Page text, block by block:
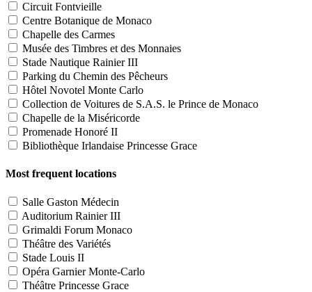
Circuit Fontvieille
Centre Botanique de Monaco
Chapelle des Carmes
Musée des Timbres et des Monnaies
Stade Nautique Rainier III
Parking du Chemin des Pêcheurs
Hôtel Novotel Monte Carlo
Collection de Voitures de S.A.S. le Prince de Monaco
Chapelle de la Miséricorde
Promenade Honoré II
Bibliothèque Irlandaise Princesse Grace
Most frequent locations
Salle Gaston Médecin
Auditorium Rainier III
Grimaldi Forum Monaco
Théâtre des Variétés
Stade Louis II
Opéra Garnier Monte-Carlo
Théâtre Princesse Grace